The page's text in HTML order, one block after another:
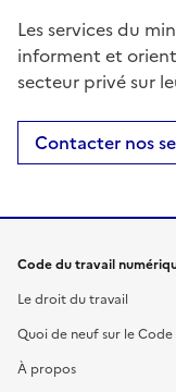
Les services du
informent et
secteur privé sur
Contacter nos
Code du travail
Le droit du travail
Quoi de neuf sur le
À propos